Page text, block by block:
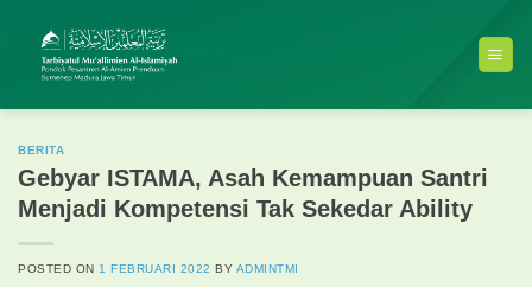
content
BERITA
Gebyar ISTAMA, Asah Kemampuan Santri
Menjadi Kompetensi Tak Sekedar Ability
POSTED ON 1 FEBRUARI 2022 BY ADMINTMI